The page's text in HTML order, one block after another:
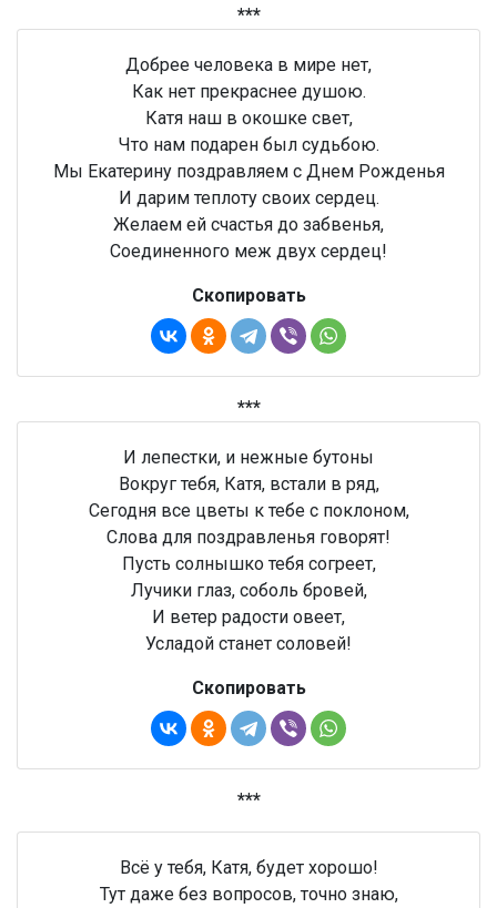
***
Добрее человека в мире нет,
Как нет прекраснее душою.
Катя наш в окошке свет,
Что нам подарен был судьбою.
Мы Екатерину поздравляем с Днем Рожденья
И дарим теплоту своих сердец.
Желаем ей счастья до забвенья,
Соединенного меж двух сердец!
Скопировать
***
И лепестки, и нежные бутоны
Вокруг тебя, Катя, встали в ряд,
Сегодня все цветы к тебе с поклоном,
Слова для поздравленья говорят!
Пусть солнышко тебя согреет,
Лучики глаз, соболь бровей,
И ветер радости овеет,
Усладой станет соловей!
Скопировать
***
Всё у тебя, Катя, будет хорошо!
Тут даже без вопросов, точно знаю,